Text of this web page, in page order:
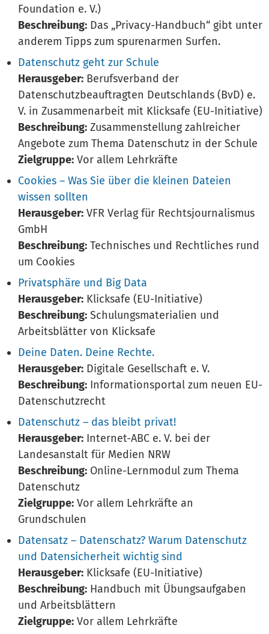
Foundation e. V.)
Beschreibung: Das „Privacy-Handbuch“ gibt unter
anderem Tipps zum spurenarmen Surfen.
Datenschutz geht zur Schule
Herausgeber: Berufsverband der
Datenschutzbeauftragten Deutschlands (BvD) e.
V. in Zusammenarbeit mit Klicksafe (EU-Initiative)
Beschreibung: Zusammenstellung zahlreicher
Angebote zum Thema Datenschutz in der Schule
Zielgruppe: Vor allem Lehrkräfte
Cookies – Was Sie über die kleinen Dateien
wissen sollten
Herausgeber: VFR Verlag für Rechtsjournalismus
GmbH
Beschreibung: Technisches und Rechtliches rund
um Cookies
Privatsphäre und Big Data
Herausgeber: Klicksafe (EU-Initiative)
Beschreibung: Schulungsmaterialien und
Arbeitsblätter von Klicksafe
Deine Daten. Deine Rechte.
Herausgeber: Digitale Gesellschaft e. V.
Beschreibung: Informationsportal zum neuen EU-
Datenschutzrecht
Datenschutz – das bleibt privat!
Herausgeber: Internet-ABC e. V. bei der
Landesanstalt für Medien NRW
Beschreibung: Online-Lernmodul zum Thema
Datenschutz
Zielgruppe: Vor allem Lehrkräfte an
Grundschulen
Datensatz – Datenschatz? Warum Datenschutz
und Datensicherheit wichtig sind
Herausgeber: Klicksafe (EU-Initiative)
Beschreibung: Handbuch mit Übungsaufgaben
und Arbeitsblättern
Zielgruppe: Vor allem Lehrkräfte